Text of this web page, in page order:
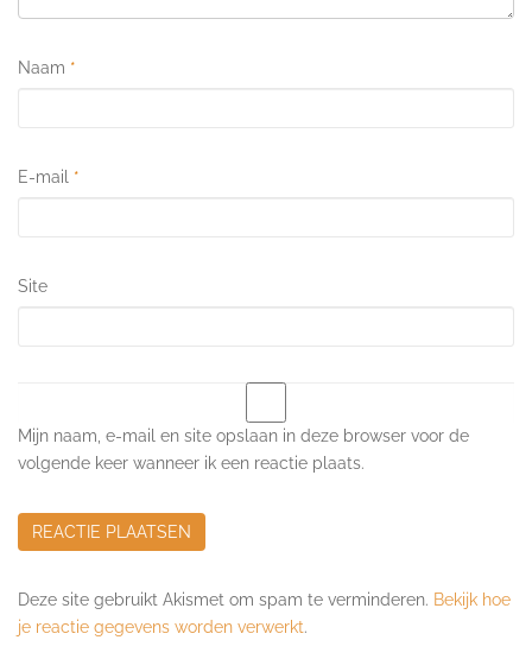
Naam *
E-mail *
Site
Mijn naam, e-mail en site opslaan in deze browser voor de
volgende keer wanneer ik een reactie plaats.
Deze site gebruikt Akismet om spam te verminderen. Bekijk hoe
je reactie gegevens worden verwerkt.